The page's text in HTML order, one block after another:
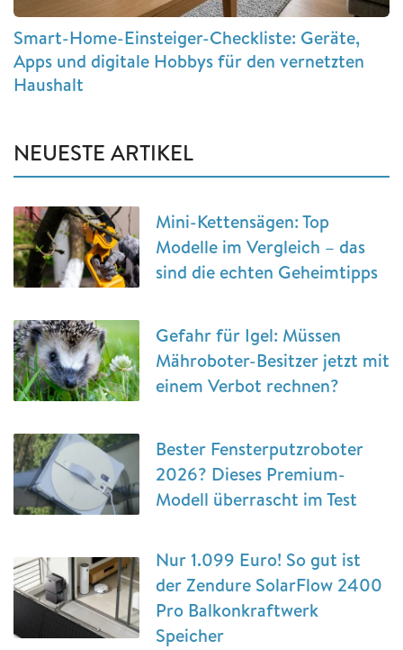
Smart-Home-Einsteiger-Checkliste: Geräte,
Apps und digitale Hobbys für den vernetzten
Haushalt
NEUESTE ARTIKEL
Mini-Kettensägen: Top
Modelle im Vergleich – das
sind die echten Geheimtipps
Gefahr für Igel: Müssen
Mähroboter-Besitzer jetzt mit
einem Verbot rechnen?
Bester Fensterputzroboter
2026? Dieses Premium-
Modell überrascht im Test
Nur 1.099 Euro! So gut ist
der Zendure SolarFlow 2400
Pro Balkonkraftwerk
Speicher